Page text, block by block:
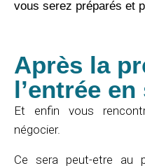
vous serez préparés et
Après la
l’entrée
Et enfin vous
négocier.
Ce sera peut-etre au